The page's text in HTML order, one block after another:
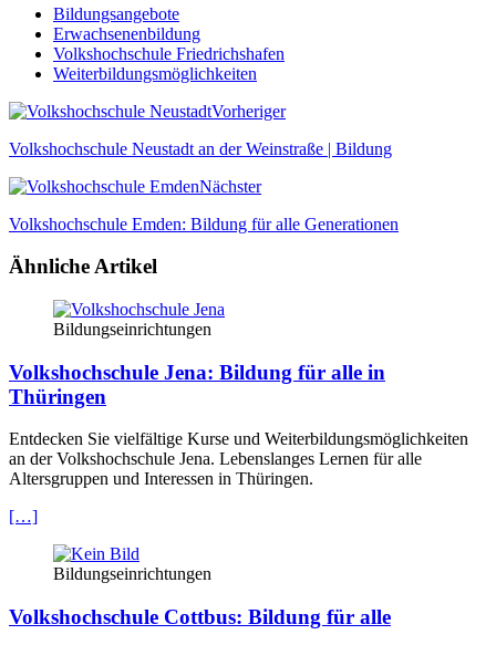
Bildungsangebote
Erwachsenenbildung
Volkshochschule Friedrichshafen
Weiterbildungsmöglichkeiten
Vorheriger
Volkshochschule Neustadt an der Weinstraße | Bildung
Nächster
Volkshochschule Emden: Bildung für alle Generationen
Ähnliche Artikel
Bildungseinrichtungen
Volkshochschule Jena: Bildung für alle in
Thüringen
Entdecken Sie vielfältige Kurse und Weiterbildungsmöglichkeiten
an der Volkshochschule Jena. Lebenslanges Lernen für alle
Altersgruppen und Interessen in Thüringen.
[…]
Bildungseinrichtungen
Volkshochschule Cottbus: Bildung für alle